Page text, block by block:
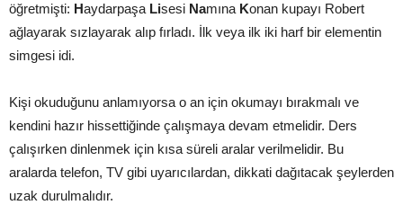
öğretmişti: Haydarpaşa Lisesi Namına Konan kupayı Robert
ağlayarak sızlayarak alıp fırladı. İlk veya ilk iki harf bir elementin
simgesi idi.
Kişi okuduğunu anlamıyorsa o an için okumayı bırakmalı ve
kendini hazır hissettiğinde çalışmaya devam etmelidir. Ders
çalışırken dinlenmek için kısa süreli aralar verilmelidir. Bu
aralarda telefon, TV gibi uyarıcılardan, dikkati dağıtacak şeylerden
uzak durulmalıdır.